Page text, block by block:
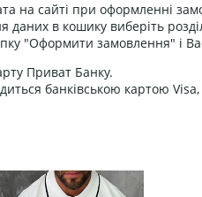
на сайті при оформленні
даних в кошику виберіть
"Оформити замовлення" і
Приват Банку.
банківською картою